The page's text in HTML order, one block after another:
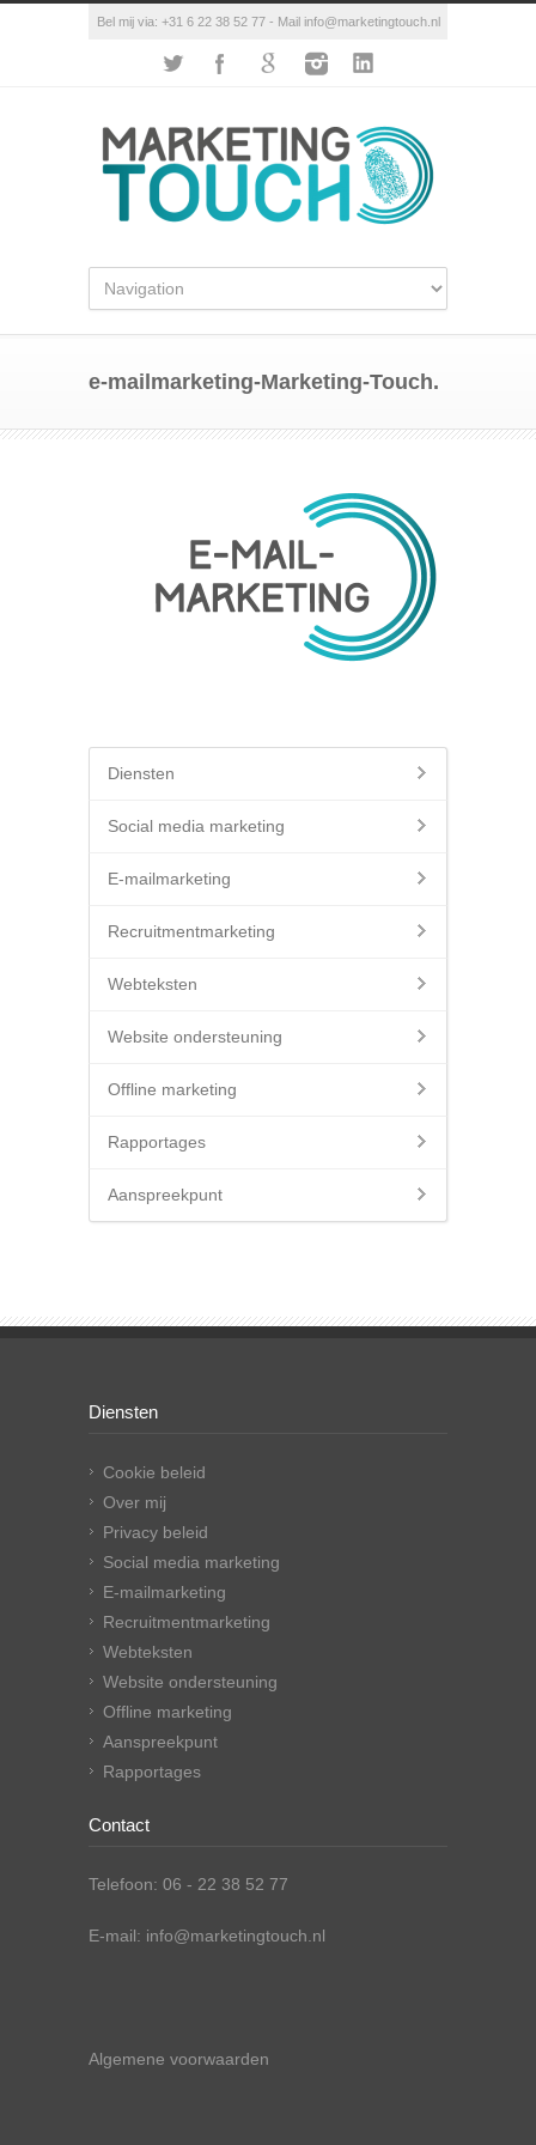
Bel mij via: +31 6 22 38 52 77 - Mail info@marketingtouch.nl
e-mailmarketing-Marketing-Touch.
Diensten
Social media marketing
E-mailmarketing
Recruitmentmarketing
Webteksten
Website ondersteuning
Offline marketing
Rapportages
Aanspreekpunt
Diensten
Cookie beleid
Over mij
Privacy beleid
Social media marketing
E-mailmarketing
Recruitmentmarketing
Webteksten
Website ondersteuning
Offline marketing
Aanspreekpunt
Rapportages
Contact
Telefoon: 06 - 22 38 52 77
E-mail: info@marketingtouch.nl
Algemene voorwaarden